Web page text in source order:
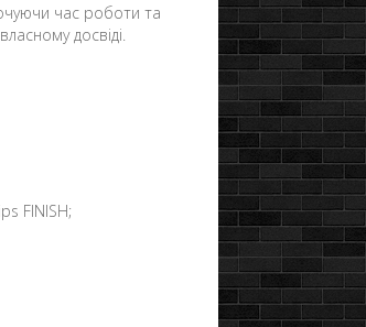
час роботи та
досвіді.
FINISH;